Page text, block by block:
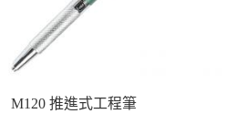
M120 推進式工程筆